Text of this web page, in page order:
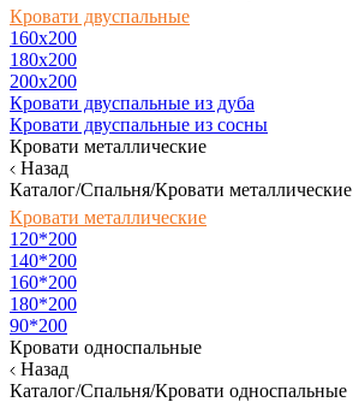
Кровати двуспальные
160х200
180x200
200x200
Кровати двуспальные из дуба
Кровати двуспальные из сосны
Кровати металлические
Назад
Каталог/Спальня/Кровати металлические
Кровати металлические
120*200
140*200
160*200
180*200
90*200
Кровати односпальные
Назад
Каталог/Спальня/Кровати односпальные